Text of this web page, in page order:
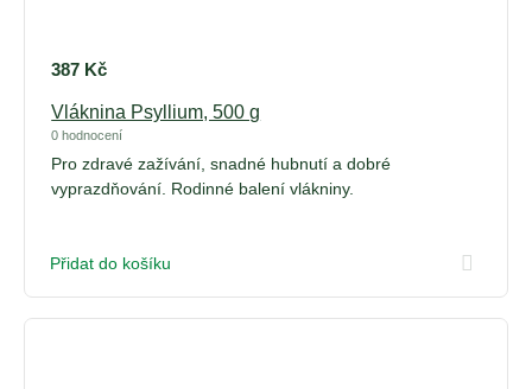
387 Kč
Vláknina Psyllium, 500 g
0 hodnocení
Pro zdravé zažívání, snadné hubnutí a dobré
vyprazdňování. Rodinné balení vlákniny.
Přidat do košíku